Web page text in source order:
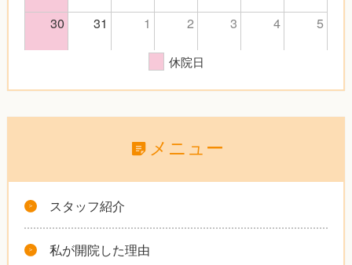
30
31 1 2 3 4 5
休院日
メニュー
スタッフ紹介
私が開院した理由